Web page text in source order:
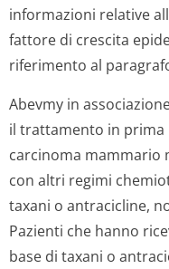
informazioni relative
fattore di crescita
riferimento al
Abevmy in
il trattamento in prima
carcinoma mammario
con altri regimi
taxani o antracicline,
Pazienti che hanno
base di taxani o